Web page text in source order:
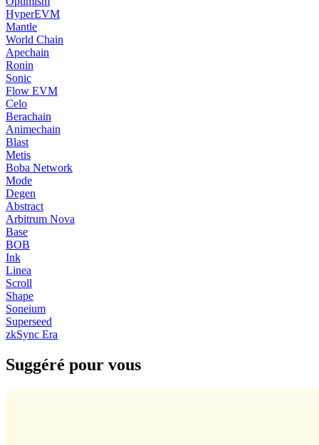
HyperEVM
Mantle
World Chain
Apechain
Ronin
Sonic
Flow EVM
Celo
Berachain
Animechain
Blast
Metis
Boba Network
Mode
Degen
Abstract
Arbitrum Nova
Base
BOB
Ink
Linea
Scroll
Shape
Soneium
Superseed
zkSync Era
Suggéré pour vous